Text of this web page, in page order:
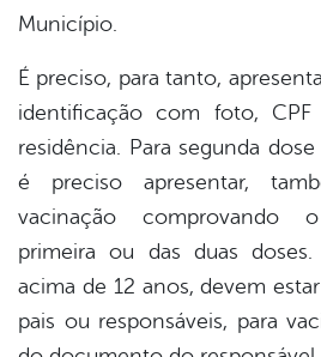
Município.
É preciso, para tanto,
identificação com foto,
residência. Para segunda
é preciso apresentar,
vacinação comprovando
primeira ou das duas
acima de 12 anos, devem
pais ou responsáveis, para